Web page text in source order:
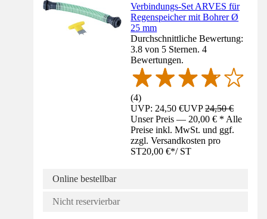
Verbindungs-Set ARVES für
Regenspeicher mit Bohrer Ø
25 mm
Durchschnittliche Bewertung:
3.8 von 5 Sternen. 4
Bewertungen.
(4)
UVP: 24,50 €UVP24,50 €
Unser Preis — 20,00 € * Alle
Preise inkl. MwSt. und ggf.
zzgl. Versandkosten pro
ST20,00 €*/ ST
Online bestellbar
Nicht reservierbar